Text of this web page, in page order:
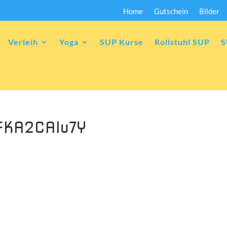
Home Gutschein Bilder
Verleih Yoga SUP Kurse Rollstuhl SUP